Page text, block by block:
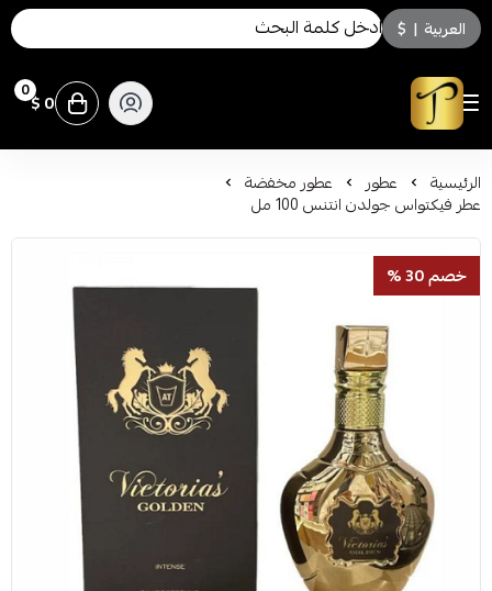
العربية |
$
توسكاني للعطور
0 0 $
الرئيسية عطور عطور مخفضة
عطر فيكتواس جولدن انتنس 100 مل
خصم 30 %